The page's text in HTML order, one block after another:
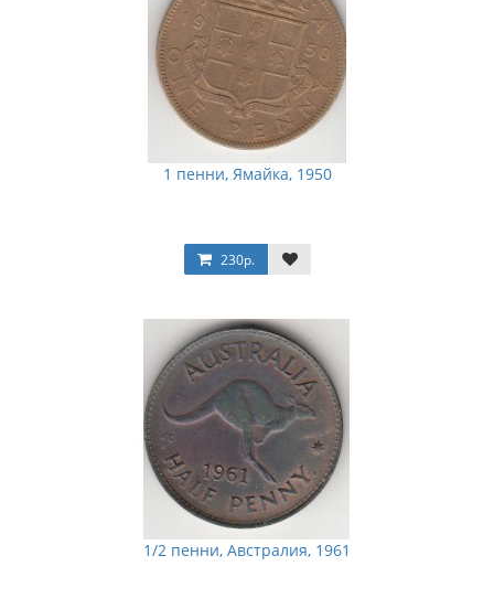
1 пенни, Ямайка, 1950
230р.
1/2 пенни, Австралия, 1961